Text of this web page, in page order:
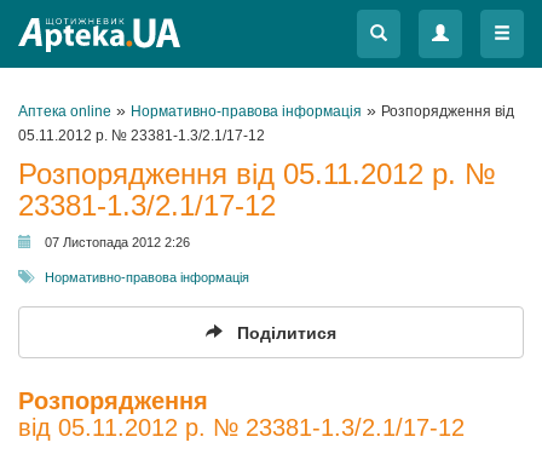
Меню
Меню
Аптека online » Нормативно-правова інформація » Розпорядження від
05.11.2012 р. № 23381-1.3/2.1/17-12
Розпорядження від 05.11.2012 р. №
23381-1.3/2.1/17-12
07 Листопада 2012 2:26
Нормативно-правова інформація
Поділитися
Розпорядження
від 05.11.2012 р. № 23381-1.3/2.1/17-12